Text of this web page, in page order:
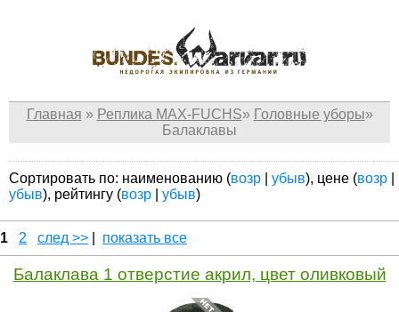
Главная » Реплика MAX-FUCHS» Головные уборы»
Балаклавы
Сортировать по: наименованию (возр убыв), цене (возр
убыв), рейтингу (возр убыв)
1 2 след >> показать все
Балаклава 1 отверстие акрил, цвет оливковый